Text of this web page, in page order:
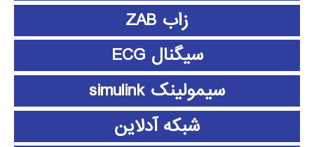
زاب ZAB
سیگنال ECG
سیمولینک simulink
شبکه آدلاین